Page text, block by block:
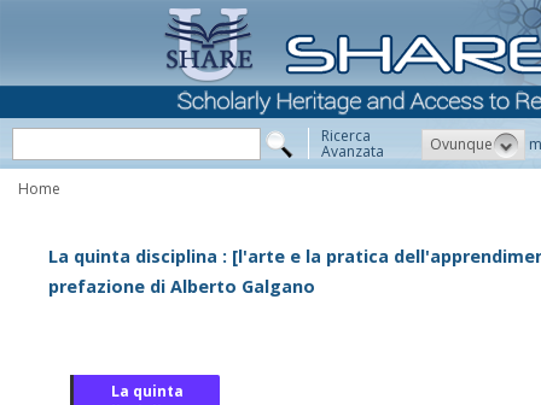
Ricerca
Avanzata Ovunque
Home
La quinta disciplina : [l'arte e la pratica
prefazione di Alberto Galgano
La quinta